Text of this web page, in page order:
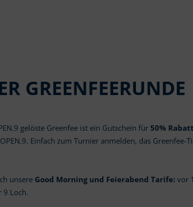
GREENFEERUNDE
gelöste Greenfee ist ein Gutschein für 50%
Einfach zum Turnier anmelden, das Greenfee-
unsere Good Morning und Feierabend Tarife:vor
9 Loch.